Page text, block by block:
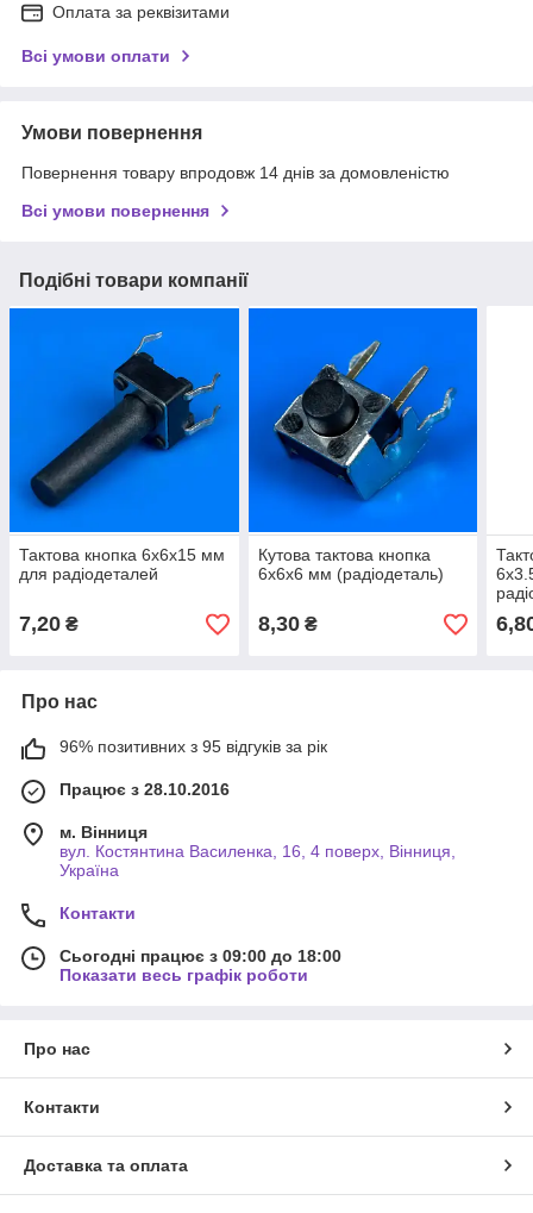
Оплата за реквізитами
Всі умови оплати
Умови повернення
Повернення товару впродовж 14 днів за домовленістю
Всі умови повернення
Подібні товари компанії
Тактова кнопка 6x6x15 мм
для радіодеталей
7,20 ₴
Кутова тактова кнопка
6x6x6 мм (радіодеталь)
8,30₴
Про нас
96% позитивних з 95 відгуків за рік
Працює з 28.10.2016
м. Вінниця
вул. Костянтина Василенка, 16, 4 поверх, Вінниця,
Україна
Контакти
Сьогодні працює з 09:00 до 18:00
Показати весь графік роботи
Про нас
Контакти
Доставка та оплата